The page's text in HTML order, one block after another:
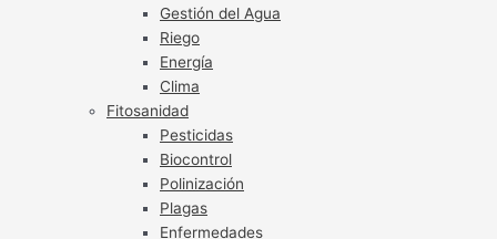
Gestión del Agua
Riego
Energía
Clima
Fitosanidad
Pesticidas
Biocontrol
Polinización
Plagas
Enfermedades